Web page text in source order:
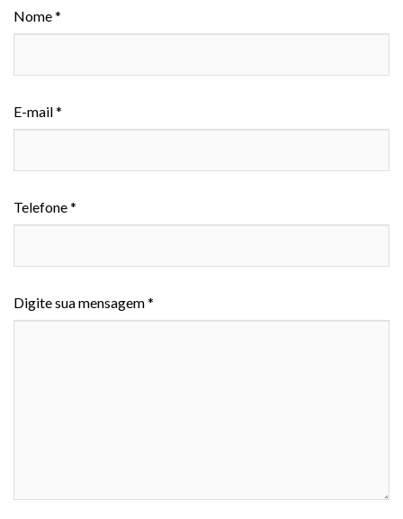
Nome *
E-mail *
Telefone *
Digite sua mensagem *